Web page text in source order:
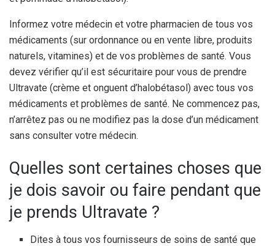
Informez votre médecin et votre pharmacien de tous vos
médicaments (sur ordonnance ou en vente libre, produits
naturels, vitamines) et de vos problèmes de santé. Vous
devez vérifier qu’il est sécuritaire pour vous de prendre
Ultravate (crème et onguent d’halobétasol) avec tous vos
médicaments et problèmes de santé. Ne commencez pas,
n’arrêtez pas ou ne modifiez pas la dose d’un médicament
sans consulter votre médecin.
Quelles sont certaines choses que
je dois savoir ou faire pendant que
je prends Ultravate ?
Dites à tous vos fournisseurs de soins de santé que